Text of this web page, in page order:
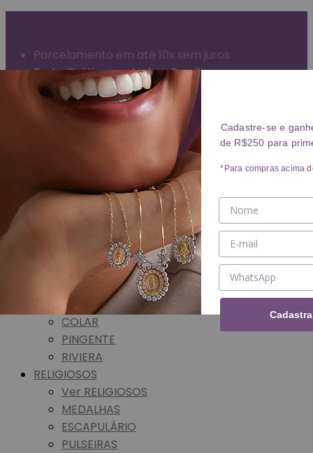
Parcelamento em até 10x sem juros
Frete Grátis para todo o Brasil
ALIANÇA
BRINCOS
Ver BRINCOS
ARGOLA
PIERCING
COLARES
Ver COLARES
COLAR
PINGENTE
RIVIERA
RELIGIOSOS
Ver RELIGIOSOS
MEDALHAS
ESCAPULÁRIO
PULSEIRAS
Cadastre-se e
de R$250 para
*Para compras acima